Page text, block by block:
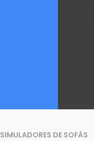
SIMULADORES DE SOFÁS